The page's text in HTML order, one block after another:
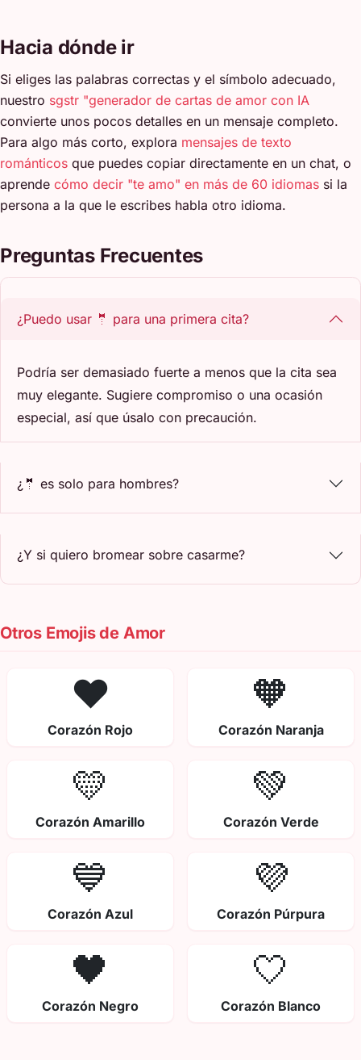
Hacia dónde ir
Si eliges las palabras correctas y el símbolo adecuado,
nuestro sgstr "generador de cartas de amor con IA
convierte unos pocos detalles en un mensaje completo.
Para algo más corto, explora mensajes de texto
románticos que puedes copiar directamente en un chat, o
aprende cómo decir "te amo" en más de 60 idiomas si la
persona a la que le escribes habla otro idioma.
Preguntas Frecuentes
¿Puedo usar 🤵 para una primera cita?
Podría ser demasiado fuerte a menos que la cita sea
muy elegante. Sugiere compromiso o una ocasión
especial, así que úsalo con precaución.
¿🤵 es solo para hombres?
¿Y si quiero bromear sobre casarme?
Otros Emojis de Amor
❤️
Corazón Rojo
🧡
Corazón Naranja
💛
Corazón Amarillo
💚
Corazón Verde
💙
Corazón Azul
💜
Corazón Púrpura
🖤
Corazón Negro
🤍
Corazón Blanco